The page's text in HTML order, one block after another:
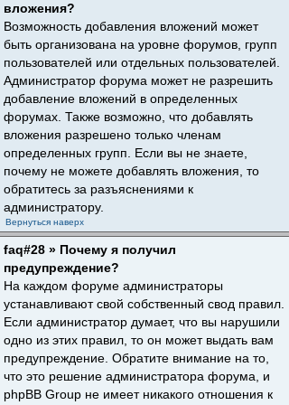
вложения?
Возможность добавления вложений может
быть организована на уровне форумов, групп
пользователей или отдельных пользователей.
Администратор форума может не разрешить
добавление вложений в определенных
форумах. Также возможно, что добавлять
вложения разрешено только членам
определенных групп. Если вы не знаете,
почему не можете добавлять вложения, то
обратитесь за разъяснениями к
администратору.
Вернуться наверх
faq#28 » Почему я получил
предупреждение?
На каждом форуме администраторы
устанавливают свой собственный свод правил.
Если администратор думает, что вы нарушили
одно из этих правил, то он может выдать вам
предупреждение. Обратите внимание на то,
что это решение администратора форума, и
phpBB Group не имеет никакого отношения к